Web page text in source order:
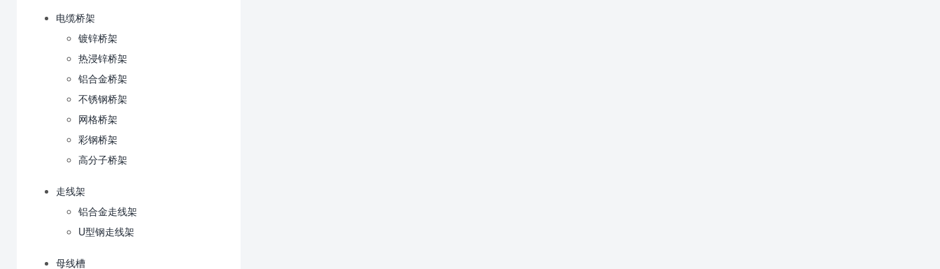
电缆桥架
镀锌桥架
热浸锌桥架
铝合金桥架
不锈钢桥架
网格桥架
彩钢桥架
高分子桥架
走线架
铝合金走线架
U型钢走线架
母线槽